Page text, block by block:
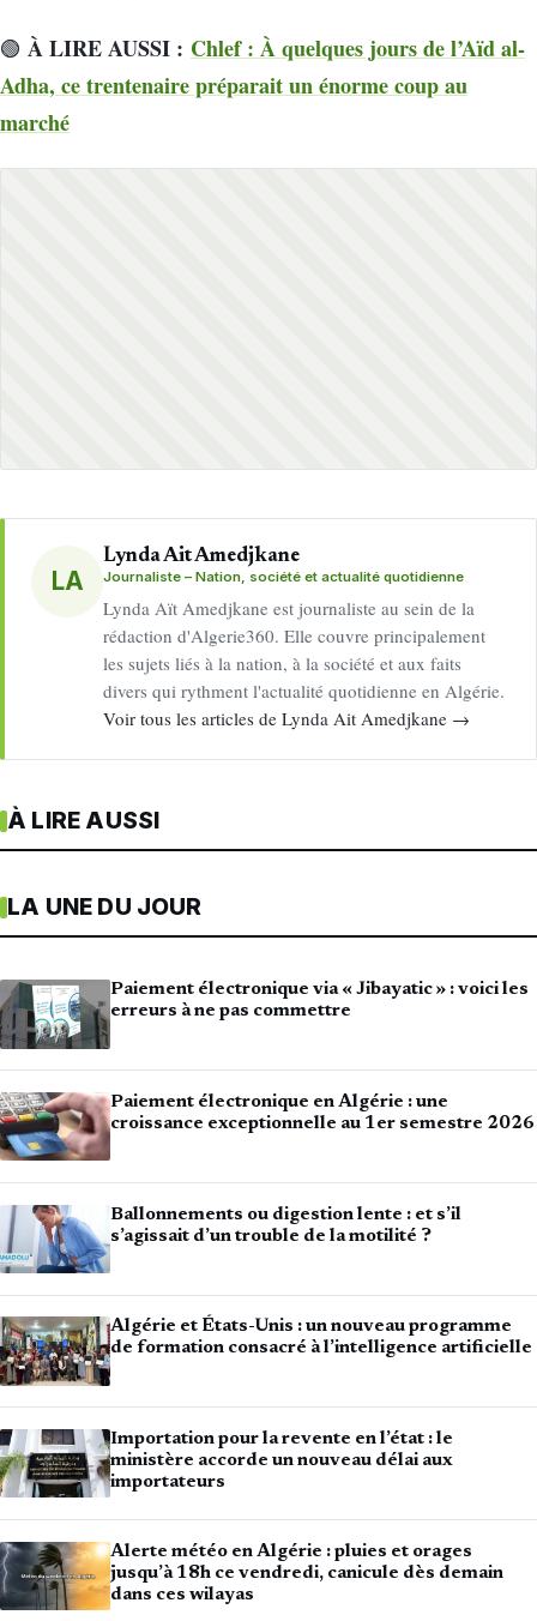
🟢 À LIRE AUSSI : Chlef : À quelques jours de l’Aïd al-
Adha, ce trentenaire préparait un énorme coup au
marché
LA
Lynda Ait Amedjkane
Journaliste – Nation, société et actualité quotidienne
Lynda Aït Amedjkane est journaliste au sein de la
rédaction d'Algerie360. Elle couvre principalement
les sujets liés à la nation, à la société et aux faits
divers qui rythment l'actualité quotidienne en Algérie.
Voir tous les articles de Lynda Ait Amedjkane →
À LIRE AUSSI
LA UNE DU JOUR
Paiement électronique via « Jibayatic » : voici les
erreurs à ne pas commettre
Paiement électronique en Algérie : une
croissance exceptionnelle au 1er semestre 2026
Ballonnements ou digestion lente : et s’il
s’agissait d’un trouble de la motilité ?
Algérie et États-Unis : un nouveau programme
de formation consacré à l’intelligence artificielle
Importation pour la revente en l’état : le
ministère accorde un nouveau délai aux
importateurs
Alerte météo en Algérie : pluies et orages
jusqu’à 18h ce vendredi, canicule dès demain
dans ces wilayas